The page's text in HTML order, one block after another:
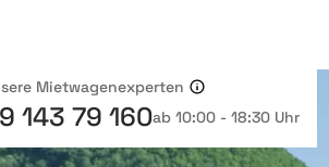
Mietwagenexperten
143 79 160ab 10:00 - 18:30 Uhr